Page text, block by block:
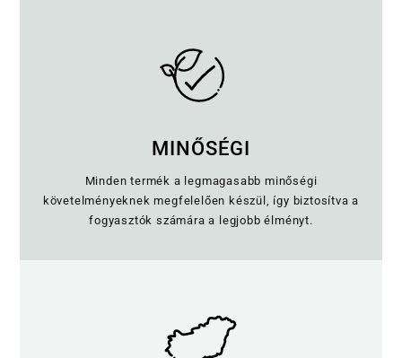
MINŐSÉGI
Minden termék a legmagasabb minőségi
követelményeknek megfelelően készül, így biztosítva a
fogyasztók számára a legjobb élményt.